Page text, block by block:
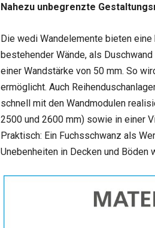
Nahezu unbegrenzte
Die wedi Wandelemente bieten
bestehender Wände, als
einer Wandstärke von 50 mm. So
ermöglicht. Auch
schnell mit den Wandmodulen
2500 und 2600 mm) sowie in einer
Praktisch: Ein Fuchsschwanz als
Unebenheiten in Decken und